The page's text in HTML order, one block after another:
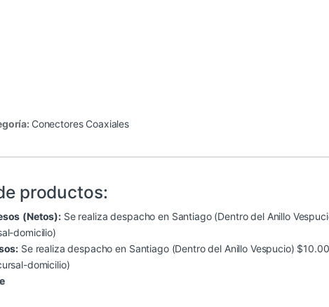
Conectores Coaxiales
productos:
(Netos): Se realiza despacho en Santiago (Dentro del Anillo
domicilio)
Se realiza despacho en Santiago (Dentro del Anillo Vespucio)
domicilio)